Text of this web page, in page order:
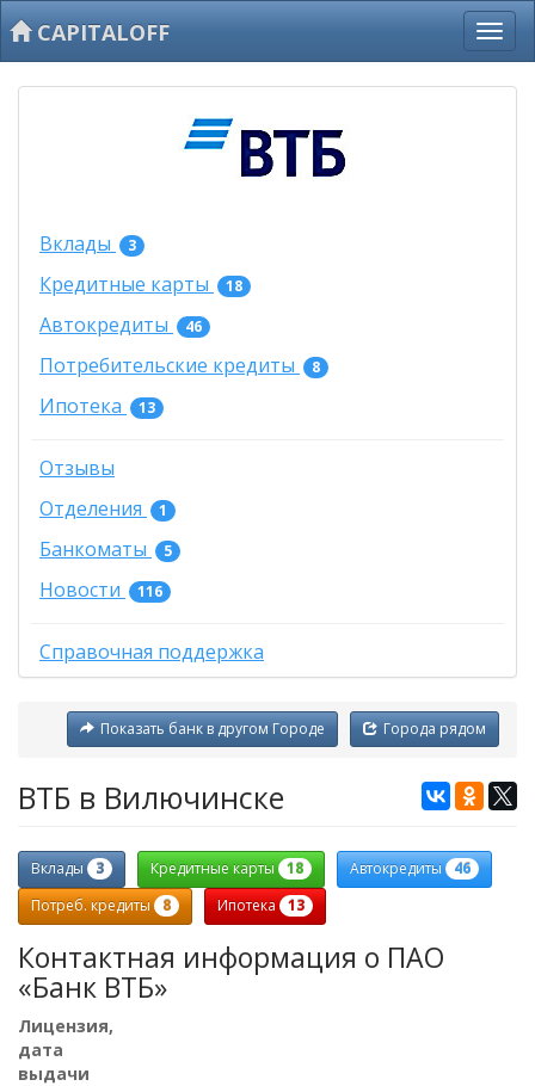
CAPITALOFF
Вклады 3
Кредитные карты 18
Автокредиты 46
Потребительские кредиты 8
Ипотека 13
Отзывы
Отделения
1
Банкоматы 5
Новости 116
Справочная поддержка
Города рядом
Показать банк в другом Городе
ВТБ в Вилючинске
Вклады 3 Кредитные карты 18 Автокредиты 46
Потреб. кредиты 8 Ипотека 13
Контактная информация о ПАО
«Банк ВТБ»
Лицензия,
дата
выдачи